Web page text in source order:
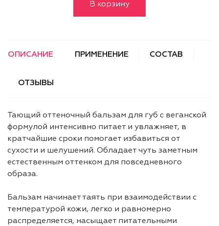
В корзину
ОПИСАНИЕ ПРИМЕНЕНИЕ СОСТАВ
ОТЗЫВЫ
Тающий оттеночный бальзам для губ с веганской
формулой интенсивно питает и увлажняет, в
кратчайшие сроки помогает избавиться от
сухости и шелушений. Обладает чуть заметным
естественным оттенком для повседневного
образа.
Бальзам начинает таять при взаимодействии с
температурой кожи, легко и равномерно
распределяется, насыщает питательными